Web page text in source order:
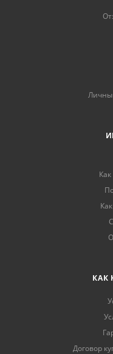
КАК
Договор